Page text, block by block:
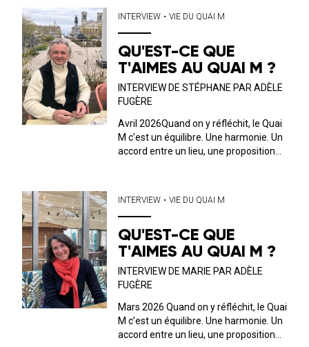
discute avec l’...
INTERVIEW • VIE DU QUAI M
QU'EST-CE QUE
T'AIMES AU QUAI M ?
INTERVIEW DE STÉPHANE PAR ADÈLE
FUGÈRE
Avril 2026Quand on y réfléchit, le Quai
M c’est un équilibre. Une harmonie. Un
accord entre un lieu, une proposition
discute avec l’un ou...
INTERVIEW • VIE DU QUAI M
QU'EST-CE QUE
T'AIMES AU QUAI M ?
INTERVIEW DE MARIE PAR ADÈLE
FUGÈRE
Mars 2026 Quand on y réfléchit, le Quai
M c’est un équilibre. Une harmonie. Un
accord entre un lieu, une proposition